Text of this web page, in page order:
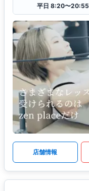
平日 8:20〜20:55
店舗情報